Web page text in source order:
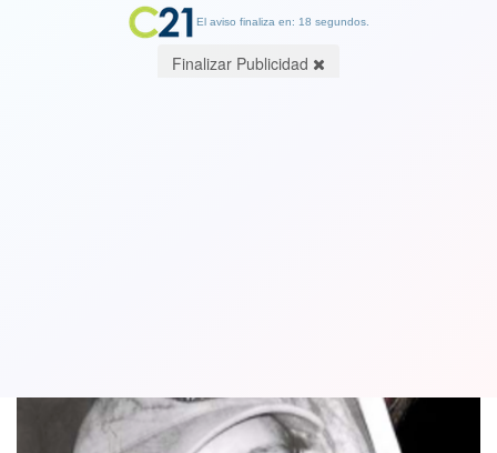
El aviso finaliza en: 18 segundos.
Finalizar Publicidad